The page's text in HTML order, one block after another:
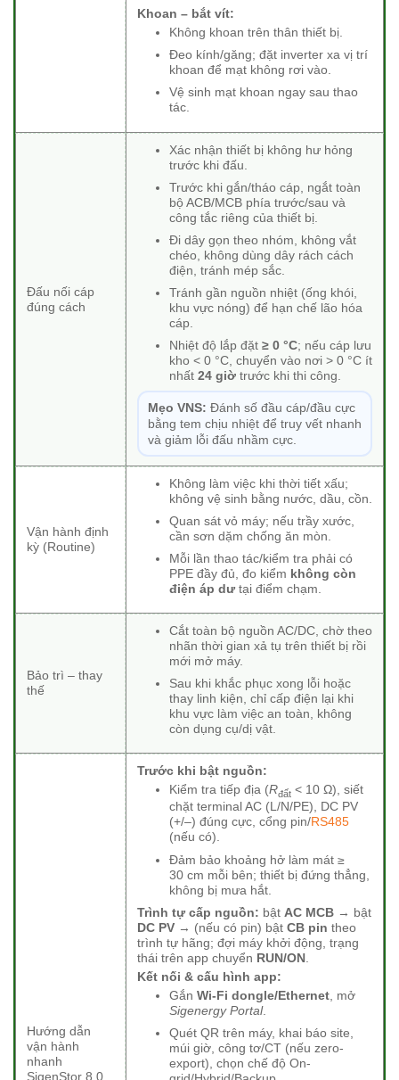
Khoan – bắt vít:
Không khoan trên thân thiết bị.
Đeo kính/găng; đặt inverter xa vị trí
khoan để mạt không rơi vào.
Vệ sinh mạt khoan ngay sau thao
tác.
Đấu nối cáp
đúng cách
Xác nhận thiết bị không hư hỏng
trước khi đấu.
Trước khi gắn/tháo cáp, ngắt toàn
bộ ACB/MCB phía trước/sau và
công tắc riêng của thiết bị.
Đi dây gọn theo nhóm, không vắt
chéo, không dùng dây rách cách
điện, tránh mép sắc.
Tránh gần nguồn nhiệt (ống khói,
khu vực nóng) để hạn chế lão hóa
cáp.
Nhiệt độ lắp đặt ≥ 0 °C; nếu cáp lưu
kho < 0 °C, chuyển vào nơi > 0 °C ít
nhất 24 giờtrước khi thi công.
Mẹo VNS: Đánh số đầu cáp/đầu cực
bằng tem chịu nhiệt để truy vết nhanh
và giảm lỗi đấu nhầm cực.
Vận hành định
kỳ (Routine)
Không làm việc khi thời tiết xấu;
không vệ sinh bằng nước, dầu, cồn.
Quan sát vỏ máy; nếu trầy xước,
cần sơn dặm chống ăn mòn.
Mỗi lần thao tác/kiểm tra phải có
PPE đầy đủ, đo kiểm không còn
điện áp dưtại điểm chạm.
Bảo trì – thay
thế
Cắt toàn bộ nguồn AC/DC, chờ theo
nhãn thời gian xả tụ trên thiết bị rồi
mới mở máy.
Sau khi khắc phục xong lỗi hoặc
thay linh kiện, chỉ cấp điện lại khi
khu vực làm việc an toàn, không
còn dụng cụ/dị vật.
Hướng dẫn
vận hành
nhanh
SigenStor 8.0
Trước khi bật nguồn:
Kiểm tra tiếp địa (Rđất< 10 Ω), siết
chặt terminal AC (L/N/PE), DC PV
(+/–) đúng cực, cổng pin/RS485
(nếu có).
Đảm bảo khoảng hở làm mát ≥
30 cm mỗi bên; thiết bị đứng thẳng,
không bị mưa hắt.
Trình tự cấp nguồn: bật AC MCB → bật
DC PV → (nếu có pin) bật CB pin theo
trình tự hãng; đợi máy khởi động, trạng
thái trên app chuyển RUN/ON
Kết nối & cấu hình app:
Gắn Wi-Fi dongle/Ethernet, mở
Sigenergy Portal.
Quét QR trên máy, khai báo site,
múi giờ, công tơ/CT (nếu zero-
export), chọn chế độ On-